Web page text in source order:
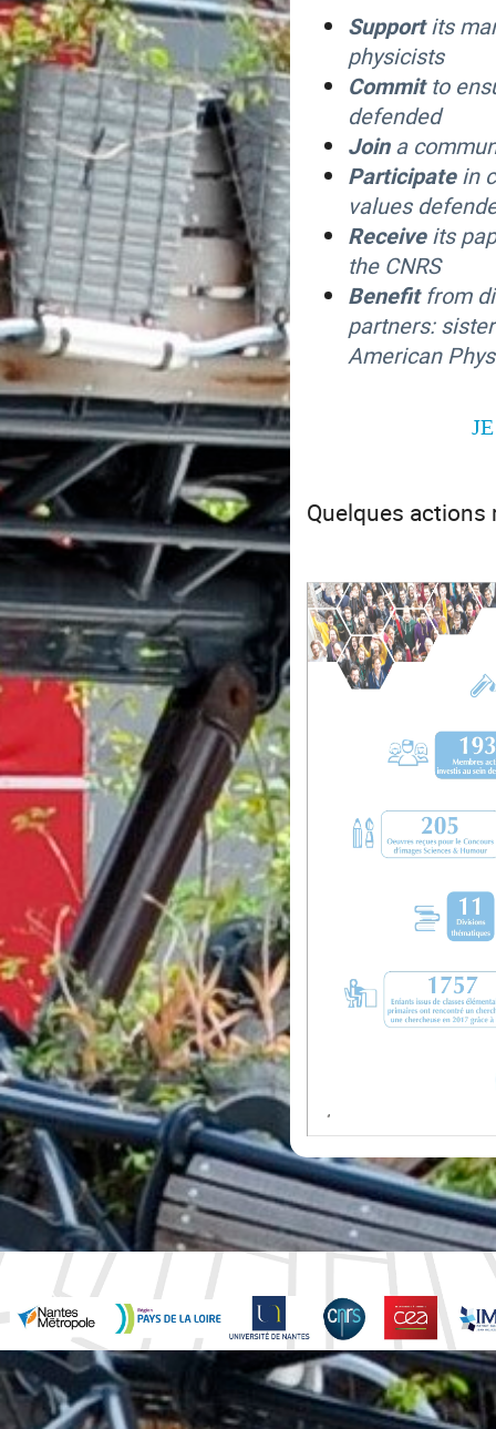
Supportits
physicists
Committo
defended
Joina
Participatein
values
Receiveits
the CNRS
Benefitfrom
partners:
American
Quelques